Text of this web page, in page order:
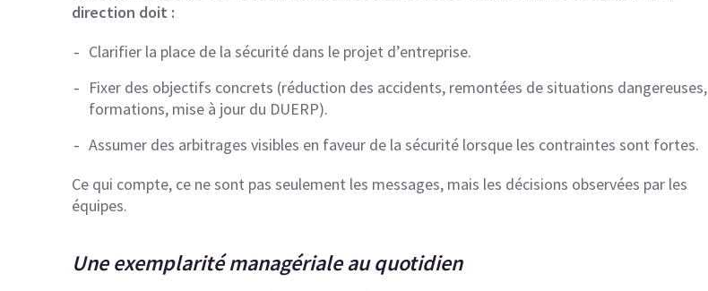
direction doit :
Clarifier la place de la sécurité dans le projet d’entreprise.
Fixer des objectifs concrets (réduction des accidents, remontées de situations dangereuses,
formations, mise à jour du DUERP).
Assumer des arbitrages visibles en faveur de la sécurité lorsque les contraintes sont fortes.
Ce qui compte, ce ne sont pas seulement les messages, mais les décisions observées par les
équipes.
Une exemplarité managériale au quotidien